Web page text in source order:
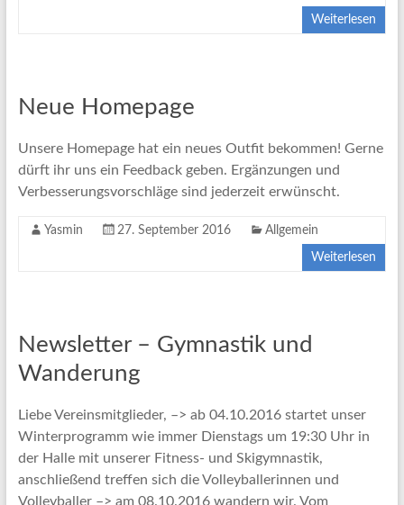
Weiterlesen
Neue Homepage
Unsere Homepage hat ein neues Outfit bekommen! Gerne
dürft ihr uns ein Feedback geben. Ergänzungen und
Verbesserungsvorschläge sind jederzeit erwünscht.
Yasmin 27. September 2016 Allgemein
Weiterlesen
Newsletter – Gymnastik und
Wanderung
Liebe Vereinsmitglieder, –> ab 04.10.2016 startet unser
Winterprogramm wie immer Dienstags um 19:30 Uhr in
der Halle mit unserer Fitness- und Skigymnastik,
anschließend treffen sich die Volleyballerinnen und
Volleyballer –> am 08.10.2016 wandern wir. Vom